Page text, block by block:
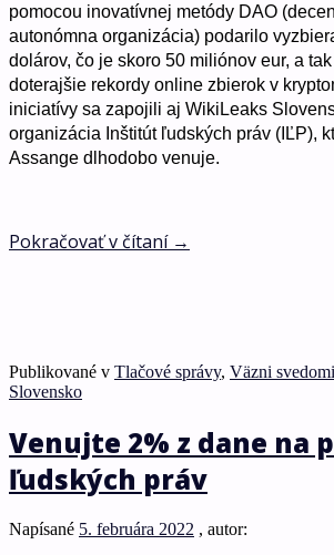
pomocou inovatívnej metódy DAO
autonómna organizácia) podarilo
dolárov, čo je skoro 50 miliónov eur, a
doterajšie rekordy online zbierok v
iniciatívy sa zapojili aj WikiLeaks
organizácia Inštitút ľudských práv (IĽP),
Assange dlhodobo venuje.
Pokračovať v čítaní →
Publikované v Tlačové správy, Väzni
Slovensko
Venujte 2% z dane na
ľudských práv
Napísané 5. februára 2022 , autor: